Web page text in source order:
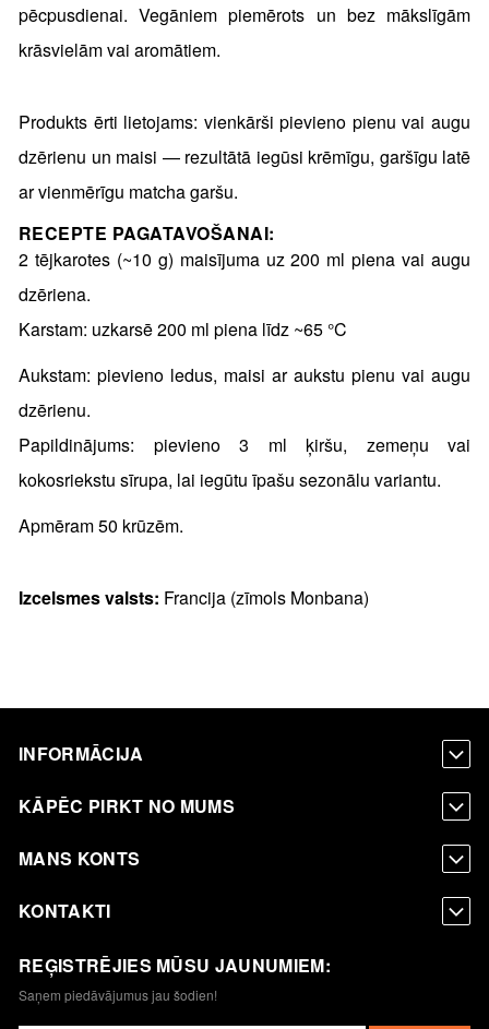
pēcpusdienai. Vegāniem piemērots un bez mākslīgām
krāsvielām vai aromātiem.
Produkts ērti lietojams: vienkārši pievieno pienu vai augu
dzērienu un maisi — rezultātā iegūsi krēmīgu, garšīgu latē
ar vienmērīgu matcha garšu.
RECEPTE PAGATAVOŠANAI:
2 tējkarotes (~10 g) maisījuma uz 200 ml piena vai augu
dzēriena.
Karstam: uzkarsē 200 ml piena līdz ~65 °C
Aukstam: pievieno ledus, maisi ar aukstu pienu vai augu
dzērienu.
Papildinājums: pievieno 3 ml ķiršu, zemeņu vai
kokosriekstu sīrupa, lai iegūtu īpašu sezonālu variantu.
Apmēram 50 krūzēm.
Izcelsmes valsts: Francija (zīmols Monbana)
INFORMĀCIJA
KĀPĒC PIRKT NO MUMS
MANS KONTS
KONTAKTI
REĢISTRĒJIES MŪSU JAUNUMIEM:
Saņem piedāvājumus jau šodien!